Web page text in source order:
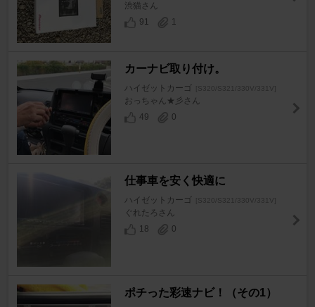
渋猫さん
91
1
カーナビ取り付け。
ハイゼットカーゴ [S320/S321/330V/331V]
おっちゃん★彡さん
49
0
仕事車を安く快適に
ハイゼットカーゴ [S320/S321/330V/331V]
ぐれたろさん
18
0
ポチった彩速ナビ！（その1）